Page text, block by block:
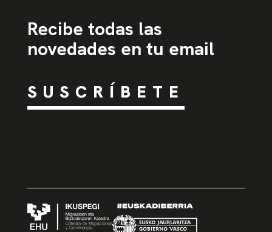
Recibe todas las
novedades en tu email
SUSCRÍBETE